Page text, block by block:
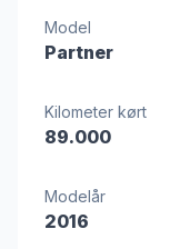
Model
Partner
Kilometer kørt
89.000
Modelår
2016